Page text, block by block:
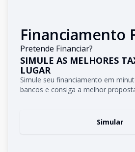
Financiamento
Pretende Financiar?
SIMULE AS MELHORES
LUGAR
Simule seu financiamento em
bancos e consiga a melhor
Simular